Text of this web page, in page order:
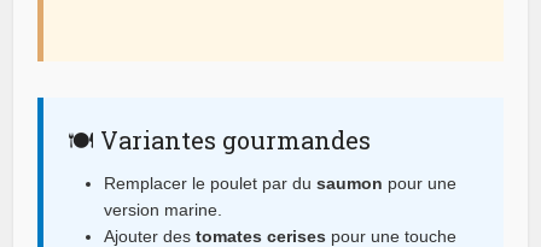
🍽 Variantes gourmandes
Remplacer le poulet par dusaumon pour une
version marine.
Ajouter destomates cerises pour une touche